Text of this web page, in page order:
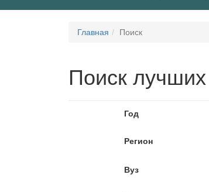
Главная Поиск
Поиск
Год
Регион
Вуз